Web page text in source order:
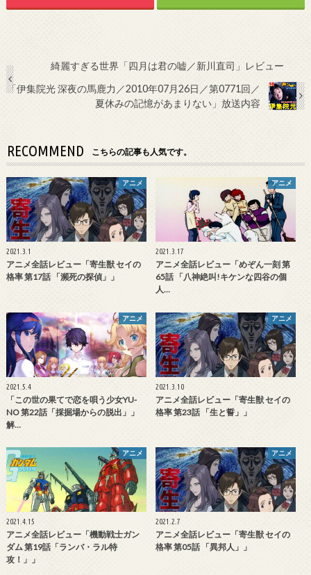
綺麗すぎる世界「四月は君の嘘／新川直司」レビュー
「伊集院光 深夜の馬鹿力／2010年07月26日／第0771回／
夏休みの記憶があまりない」放送内容
RECOMMEND こちらの記事も人気です。
アニメ
2021.3.1
アニメ全話レビュー「寄生獣 セイの
格率 第17話 「瀕死の探偵」」
アニメ
2021.3.17
アニメ全話レビュー「めぞん一刻 第
65話 「八神絶叫!キケンな四谷の個
人…
アニメ
2021.5.4
「この世の果てで恋を唄う少女YU-
NO 第22話「採掘場からの脱出」」
解…
アニメ
2021.3.10
アニメ全話レビュー「寄生獣 セイの
格率 第23話 「生と誓」」
アニメ
2021.4.15
アニメ全話レビュー「機動戦士ガン
ダム 第19話「ランバ・ラル特
攻！」」
アニメ
2021.2.7
アニメ全話レビュー「寄生獣 セイの
格率 第05話 「異邦人」」